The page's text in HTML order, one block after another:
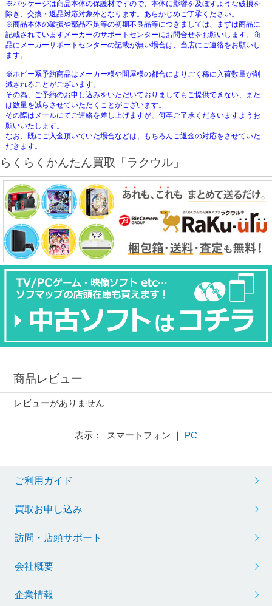
※パッケージは商品本体の保護材ですので、本体に影響を及ぼすような破損を
除き、交換・返品対応対象外となります。あらかじめご了承ください。
※商品本体の破損や部品不足等の初期不良品等につきましては、まずは商品に
記載されていますメーカーのサポートセンターにお問合せをお願いします。商
品にメーカーサポートセンターの記載が無い場合は、当店にご連絡をお願いし
ます。
※ホビー系予約商品はメーカー様や問屋様の都合によりごく稀に入荷数量が削
減されることがございます。
その為、ご予約のお申し込みをいただいておりましてもご提供できない、また
は数量を減らさせていただくことがございます。
その際はメールにてご連絡を差し上げますが、何卒ご了承くださいますようお
願いいたします。
なお、既にご入金頂いていた場合などは、もちろんご返金の対応をさせていた
だきます。
らくらくかんたん買取「ラクウル」
商品レビュー
レビューがありません
表示： スマートフォン ｜ PC
ご利用ガイド
買取お申し込み
訪問・店頭サポート
会社概要
企業情報